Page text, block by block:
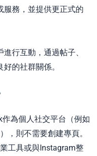
服務，並提供更正式的
行互動，通過帖子、
的社群關係。
為個人社交平台（例如
，則不需要創建專頁。
工具或與Instagram整